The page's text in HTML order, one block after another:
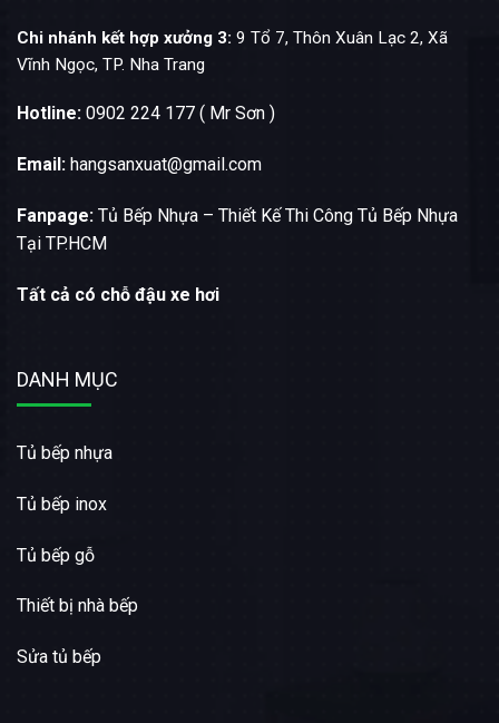
Chi nhánh kết hợp xưởng 3: 9 Tổ 7, Thôn Xuân Lạc 2, Xã
Vĩnh Ngọc, TP. Nha Trang
Hotline: 0902 224 177 ( Mr Sơn )
Email: hangsanxuat@gmail.com
Fanpage: Tủ Bếp Nhựa – Thiết Kế Thi Công Tủ Bếp Nhựa
Tại TP.HCM
Tất cả có chỗ đậu xe hơi
DANH MỤC
Tủ bếp nhựa
Tủ bếp inox
Tủ bếp gỗ
Thiết bị nhà bếp
Sửa tủ bếp